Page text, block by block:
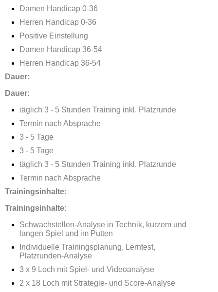
Damen Handicap 0-36
Herren Handicap 0-36
Positive Einstellung
Damen Handicap 36-54
Herren Handicap 36-54
Dauer:
Dauer:
täglich 3 - 5 Stunden Training inkl. Platzrunde
Termin nach Absprache
3 - 5 Tage
3 - 5 Tage
täglich 3 - 5 Stunden Training inkl. Platzrunde
Termin nach Absprache
Trainingsinhalte:
Trainingsinhalte:
Schwachstellen-Analyse in Technik, kurzem und
langen Spiel und im Putten
Individuelle Trainingsplanung, Lerntest,
Platzrunden-Analyse
3 x 9 Loch mit Spiel- und Videoanalyse
2 x 18 Loch mit Strategie- und Score-Analyse